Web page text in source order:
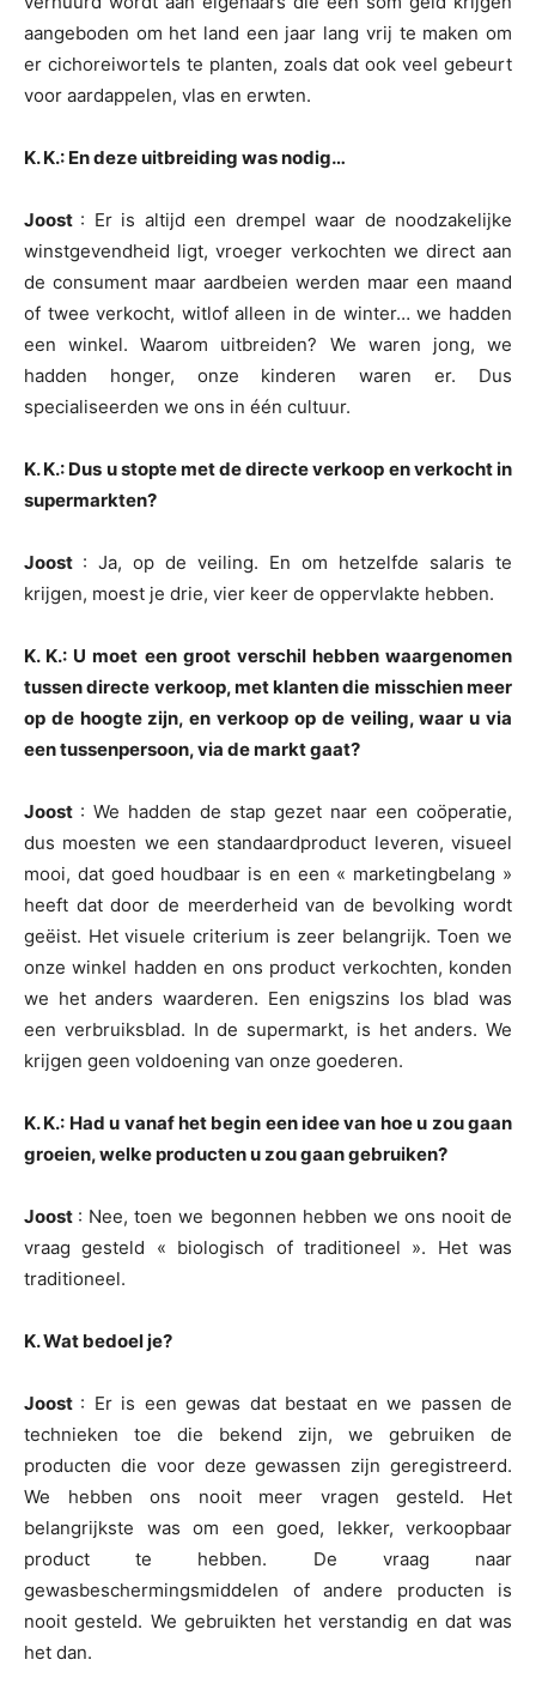
aangeboden om het land een jaar lang vrij te maken om
er cichoreiwortels te planten, zoals dat ook veel gebeurt
voor aardappelen, vlas en erwten.
K. K.: En deze uitbreiding was nodig…
Joost : Er is altijd een drempel waar de noodzakelijke
winstgevendheid ligt, vroeger verkochten we direct aan
de consument maar aardbeien werden maar een maand
of twee verkocht, witlof alleen in de winter… we hadden
een winkel. Waarom uitbreiden? We waren jong, we
hadden honger, onze kinderen waren er. Dus
specialiseerden we ons in één cultuur.
K. K.: Dus u stopte met de directe verkoop en verkocht in
supermarkten?
Joost : Ja, op de veiling. En om hetzelfde salaris te
krijgen, moest je drie, vier keer de oppervlakte hebben.
K. K.: U moet een groot verschil hebben waargenomen
tussen directe verkoop, met klanten die misschien meer
op de hoogte zijn, en verkoop op de veiling, waar u via
een tussenpersoon, via de markt gaat?
Joost : We hadden de stap gezet naar een coöperatie,
dus moesten we een standaardproduct leveren, visueel
mooi, dat goed houdbaar is en een « marketingbelang »
heeft dat door de meerderheid van de bevolking wordt
geëist. Het visuele criterium is zeer belangrijk. Toen we
onze winkel hadden en ons product verkochten, konden
we het anders waarderen. Een enigszins los blad was
een verbruiksblad. In de supermarkt, is het anders. We
krijgen geen voldoening van onze goederen.
K. K.: Had u vanaf het begin een idee van hoe u zou gaan
groeien, welke producten u zou gaan gebruiken?
Joost : Nee, toen we begonnen hebben we ons nooit de
vraag gesteld « biologisch of traditioneel ». Het was
traditioneel.
K. Wat bedoel je?
Joost : Er is een gewas dat bestaat en we passen de
technieken toe die bekend zijn, we gebruiken de
producten die voor deze gewassen zijn geregistreerd.
We hebben ons nooit meer vragen gesteld. Het
belangrijkste was om een goed, lekker, verkoopbaar
product te hebben. De vraag naar
gewasbeschermingsmiddelen of andere producten is
nooit gesteld. We gebruikten het verstandig en dat was
het dan.